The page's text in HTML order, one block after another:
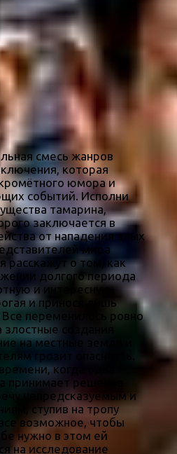
смесь жанров
которая
юмора и
событий. Исполни
тамарина,
заключается в
от нападения злых
мира
расскажут о том, как
долгого периода
и интересную
и принося лишь
переменилось ровно
создания
на местные земли и
грозит опасность.
когда одна
принимает решение
непредсказуемым и
ступив на тропу
возможное, чтобы
нужно в этом ей
на исследование